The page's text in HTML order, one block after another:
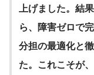
上げました。結
ら、障害ゼロで
分担の最適化と
た。これこそが